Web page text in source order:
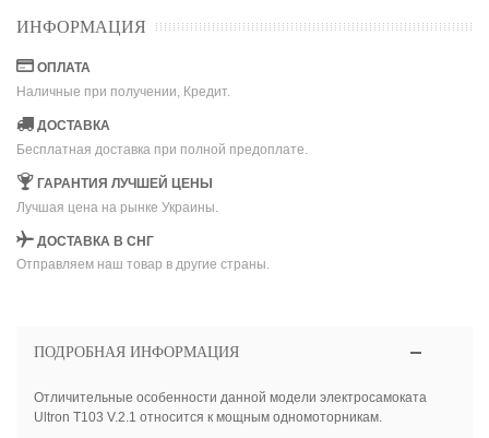
ИНФОРМАЦИЯ
ОПЛАТА
Наличные при получении, Кредит.
ДОСТАВКА
Бесплатная доставка при полной предоплате.
ГАРАНТИЯ ЛУЧШЕЙ ЦЕНЫ
Лучшая цена на рынке Украины.
ДОСТАВКА В СНГ
Отправляем наш товар в другие страны.
ПОДРОБНАЯ ИНФОРМАЦИЯ
Отличительные особенности данной модели электросамоката
Ultron T103 V.2.1 относится к мощным одномоторникам.